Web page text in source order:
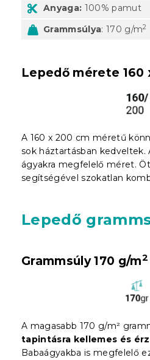
Anyaga: 100% pamut
Grammsúlya: 170 g/m2
Lepedő mérete 160
A 160 x 200 cm méretű
sok háztartásban kedveltek.
ágyakra megfelelő méret.
segítségével szokatlan
Lepedő
Grammsúly 170 g/m2
A magasabb 170 g/m²
tapintásra kellemes és
Babaágyakba is megfelelő